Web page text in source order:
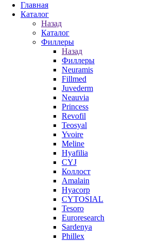
Главная
Каталог
Назад
Каталог
Филлеры
Назад
Филлеры
Neuramis
Fillmed
Juvederm
Neauvia
Princess
Revofil
Teosyal
Yvoire
Meline
Hyafilia
CYJ
Коллост
Amalain
Hyacorp
CYTOSIAL
Tesoro
Euroresearch
Sardenya
Phillex